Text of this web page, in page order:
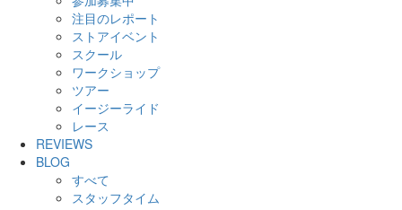
注目のレポート
ストアイベント
スクール
ワークショップ
ツアー
イージーライド
レース
REVIEWS
BLOG
すべて
スタッフタイム